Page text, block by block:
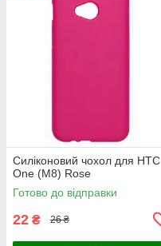
Силіконовий чохол для HTC
One (M8) Rose
Готово до відправки
22 ₴ 26 ₴